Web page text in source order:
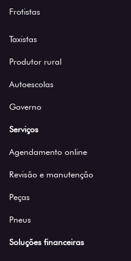
Frotistas
Taxistas
Produtor rural
Autoescolas
Governo
Serviços
Agendamento online
Revisão e manutenção
Peças
Pneus
Soluções financeiras